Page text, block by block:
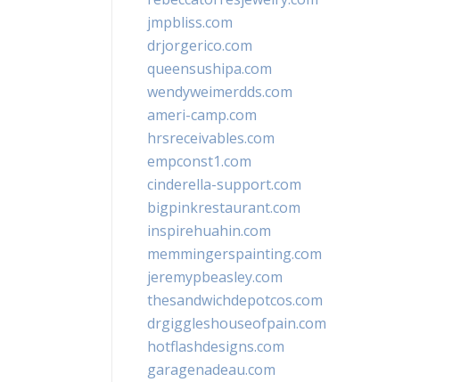
jmpbliss.com
drjorgerico.com
queensushipa.com
wendyweimerdds.com
ameri-camp.com
hrsreceivables.com
empconst1.com
cinderella-support.com
bigpinkrestaurant.com
inspirehuahin.com
memmingerspainting.com
jeremypbeasley.com
thesandwichdepotcos.com
drgiggleshouseofpain.com
hotflashdesigns.com
garagenadeau.com